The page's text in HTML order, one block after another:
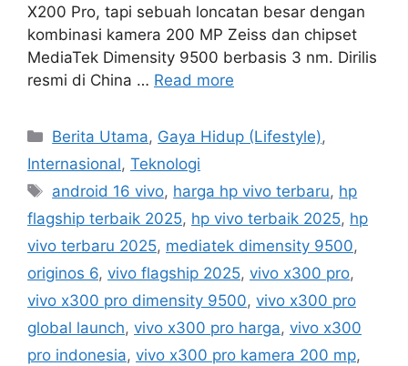
X200 Pro, tapi sebuah loncatan besar dengan
kombinasi kamera 200 MP Zeiss dan chipset
MediaTek Dimensity 9500 berbasis 3 nm. Dirilis
resmi di China … Read more
C
a
e
g
o
r
i
s
Berita Utama, Gaya Hidup (Lifestyle),
Internasional, Teknologi
T
a
g
s
android 16 vivo, harga hp vivo terbaru, hp
flagship terbaik 2025, hp vivo terbaik 2025, hp
vivo terbaru 2025, mediatek dimensity 9500,
originos 6, vivo flagship 2025, vivo x300 pro,
vivo x300 pro dimensity 9500, vivo x300 pro
global launch, vivo x300 pro harga, vivo x300
pro indonesia, vivo x300 pro kamera 200 mp,